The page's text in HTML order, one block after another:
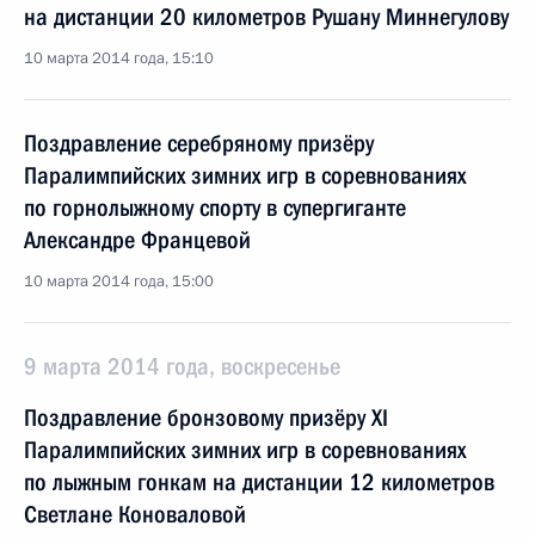
на дистанции 20 километров Рушану Миннегулову
10 марта 2014 года, 15:10
Поздравление серебряному призёру
Паралимпийских зимних игр в соревнованиях
по горнолыжному спорту в супергиганте
Александре Францевой
10 марта 2014 года, 15:00
9 марта 2014 года, воскресенье
Поздравление бронзовому призёру XI
Паралимпийских зимних игр в соревнованиях
по лыжным гонкам на дистанции 12 километров
Светлане Коноваловой